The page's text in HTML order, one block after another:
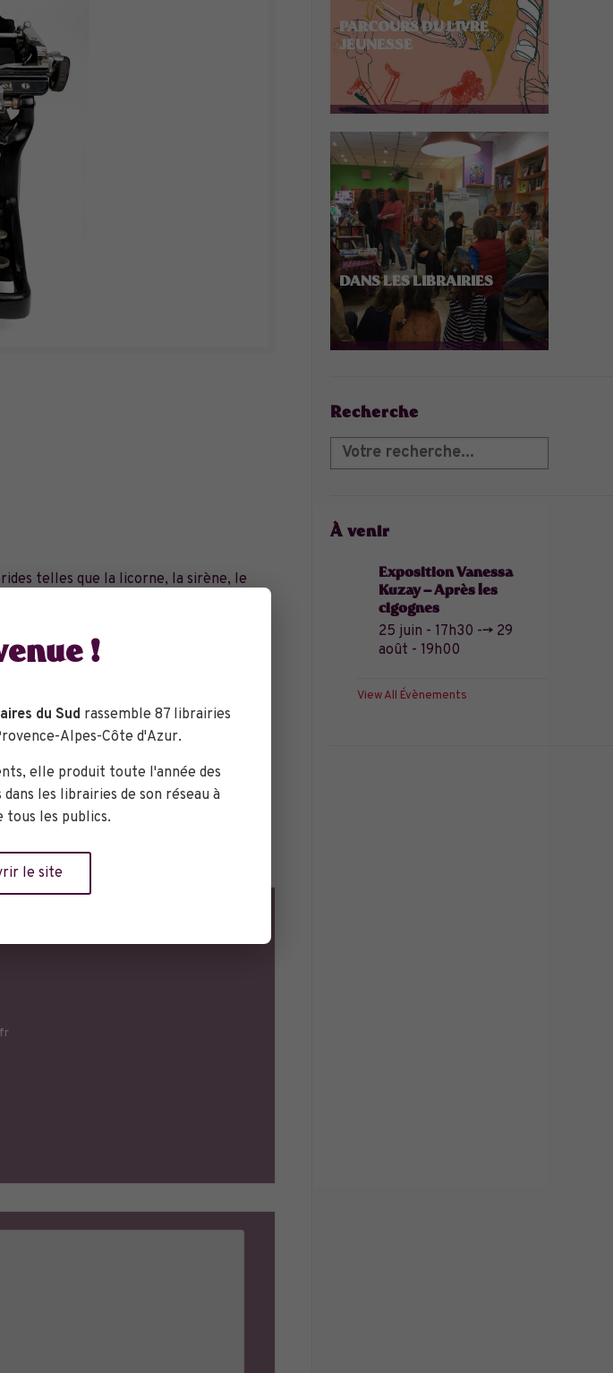
telles que la licorne, la sirène, le
pour faire naître de ces
donnerons vie ensemble à un zoo
tickets, prix dégressifs.
PARCOURS DU LIVRE
JEUNESSE
DANS LES LIBRAIRIES
Recherche
À venir
Exposition Vanessa
Kuzay – Après les
cigognes
25 juin - 17h30 --> 29
août - 19h00
View All Évènements
!
du Sud rassemble 87 librairies
Alpes-Côte d'Azur.
elle produit toute l'année des
les librairies de son réseau à
tous les publics.
le site